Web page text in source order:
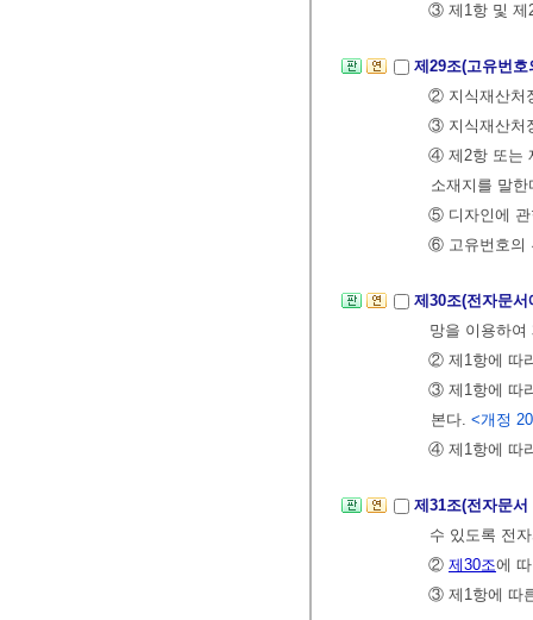
③ 제1항 및 제
제29조(고유번
② 지식재산처
③ 지식재산처
④ 제2항 또는
소재지를 말
⑤ 디자인에 관
⑥ 고유번호의
제30조(전자문
망을 이용하
② 제1항에 따
③ 제1항에 따
본다. <개정
④ 제1항에 따
제31조(전자문
수 있도록 전
② 제30조에
③ 제1항에 따